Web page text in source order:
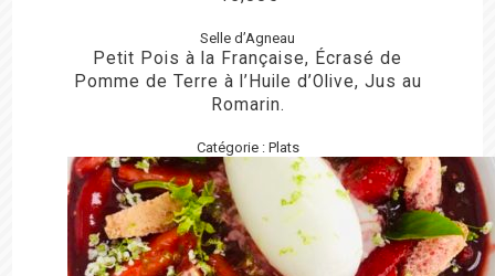
Selle d’Agneau
Petit Pois à la Française, Écrasé de
Pomme de Terre à l’Huile d’Olive, Jus au
Romarin.
Catégorie : Plats